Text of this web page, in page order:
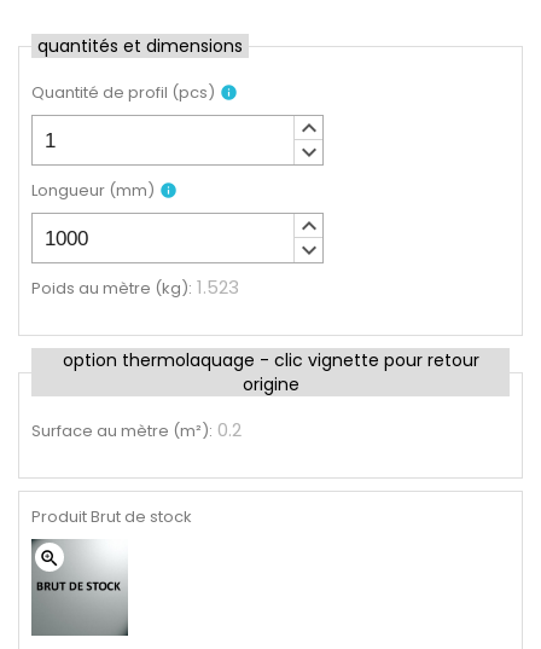
quantités et dimensions
Quantité de profil (pcs) info
keyboard_arrow_up
keyboard_arrow_down
Longueur (mm) info
keyboard_arrow_up
keyboard_arrow_down
Poids au mètre (kg): 1.523
option thermolaquage - clic vignette pour retour
origine
Surface au mètre (m²): 0.2
Produit Brut de stock
zoom_in